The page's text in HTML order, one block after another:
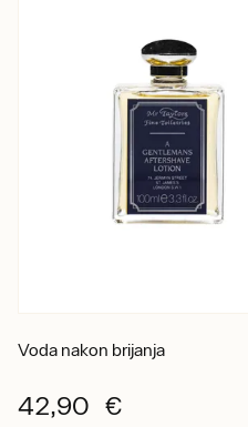
Voda nakon brijanja
42,90 €